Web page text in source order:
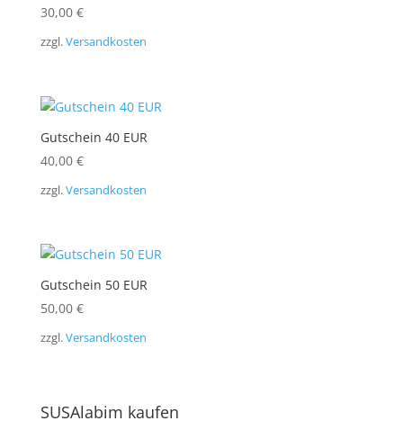
30,00 €
zzgl.Versandkosten
Gutschein 40 EUR
40,00 €
zzgl.Versandkosten
Gutschein 50 EUR
50,00 €
zzgl.Versandkosten
SUSAlabim kaufen